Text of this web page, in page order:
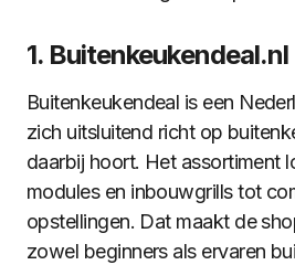
1. Buitenkeukendeal.nl
Buitenkeukendeal is een
zich uitsluitend richt op
daarbij hoort. Het assortiment
modules en inbouwgrills tot
opstellingen. Dat maakt de
zowel beginners als ervaren